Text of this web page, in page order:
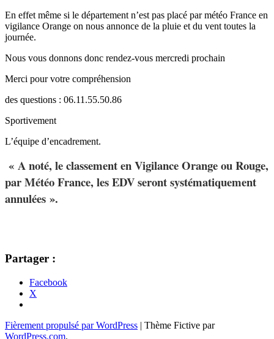
En effet même si le département n’est pas placé par météo France en
vigilance Orange on nous annonce de la pluie et du vent toutes la
journée.
Nous vous donnons donc rendez-vous mercredi prochain
Merci pour votre compréhension
des questions : 06.11.55.50.86
Sportivement
L’équipe d’encadrement.
« A noté, le classement en Vigilance Orange ou Rouge,
par Météo France, les EDV seront systématiquement
annulées ».
Partager :
Facebook
X
Navigation
←
→
Fièrement propulsé par WordPress | Thème Fictive par
WordPress.com.